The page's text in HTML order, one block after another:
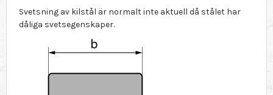
Svetsning av kilstål är normalt inte aktuell då stålet har
dåliga svetsegenskaper.